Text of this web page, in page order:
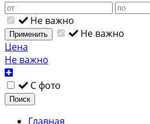
Не важно
Применить
Не важно
Цена
Не важно
С фото
Поиск
Главная